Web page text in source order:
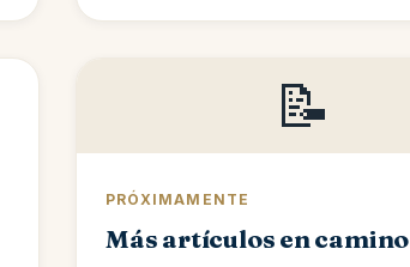
📝
PRÓXIMAMENTE
Más artículos en camino